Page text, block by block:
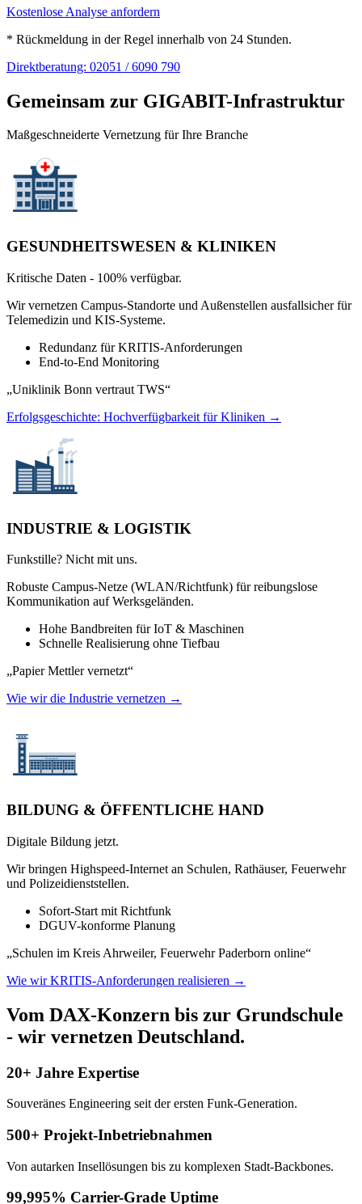
Kostenlose Analyse anfordern
* Rückmeldung in der Regel innerhalb von 24 Stunden.
Direktberatung: 02051 / 6090 790
Gemeinsam zur GIGABIT-Infrastruktur
Maßgeschneiderte Vernetzung für Ihre Branche
GESUNDHEITSWESEN & KLINIKEN
Kritische Daten - 100% verfügbar.
Wir vernetzen Campus-Standorte und Außenstellen ausfallsicher für
Telemedizin und KIS-Systeme.
Redundanz für KRITIS-Anforderungen
End-to-End Monitoring
„Uniklinik Bonn vertraut TWS“
Erfolgsgeschichte: Hochverfügbarkeit für Kliniken →
INDUSTRIE & LOGISTIK
Funkstille? Nicht mit uns.
Robuste Campus-Netze (WLAN/Richtfunk) für reibungslose
Kommunikation auf Werksgeländen.
Hohe Bandbreiten für IoT & Maschinen
Schnelle Realisierung ohne Tiefbau
„Papier Mettler vernetzt“
Wie wir die Industrie vernetzen →
BILDUNG & ÖFFENTLICHE HAND
Digitale Bildung jetzt.
Wir bringen Highspeed-Internet an Schulen, Rathäuser, Feuerwehr
und Polizeidienststellen.
Sofort-Start mit Richtfunk
DGUV-konforme Planung
„Schulen im Kreis Ahrweiler, Feuerwehr Paderborn online“
Wie wir KRITIS-Anforderungen realisieren →
Vom DAX-Konzern bis zur Grundschule
- wir vernetzen Deutschland.
20+ Jahre Expertise
Souveränes Engineering seit der ersten Funk-Generation.
500+ Projekt-Inbetriebnahmen
Von autarken Insellösungen bis zu komplexen Stadt-Backbones.
99,995% Carrier-Grade Uptime